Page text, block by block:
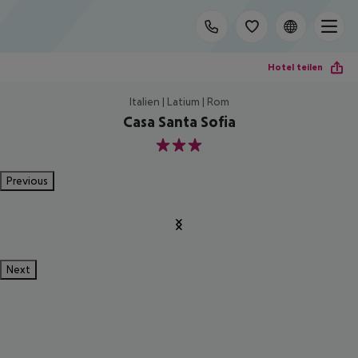
Hotel teilen
Italien | Latium | Rom
Casa Santa Sofia
3
Previous
Next